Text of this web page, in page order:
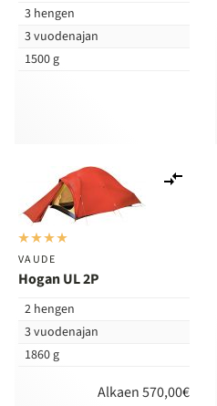
3 hengen
3 vuodenajan
1500 g
VAUDE
Hogan UL 2P
2 hengen
3 vuodenajan
1860 g
Alkaen 570,00€